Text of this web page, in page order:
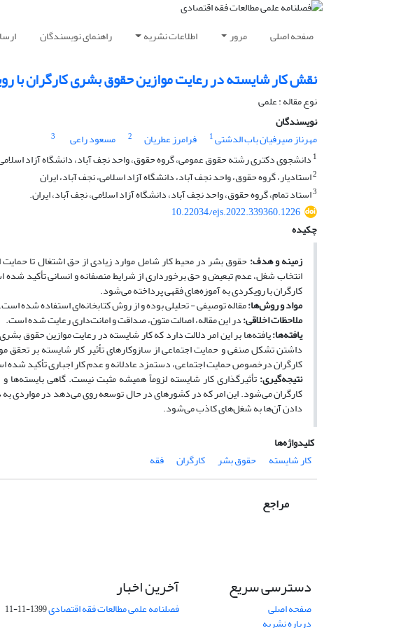
صفحه اصلی مرور اطلاعات نشریه راهنمای نویسندگان
نقش کار شایسته در رعایت موازین حقوق بشری کارگران با
نوع مقاله : علمی
نویسندگان
مهرناز صیرفیان باب الدشتى1 فرامرز عطریان 2 مسعود راعی
3
1دانشجوی دکتری رشته حقوق عمومی، گروه حقوق، واحد نجف آباد، دانشگاه آزاد
2استادیار، گروه حقوق، واحد نجف آباد، دانشگاه آزاد اسلامی، نجف آباد، ایران
3استاد تمام، گروه حقوق، واحد نجف آباد، دانشگاه آزاد اسلامی، نجف آباد، ایران.
10.22034/ejs.2022.339360.1226
چکیده
زمینه و هدف: حقوق بشر در محیط کار شامل موارد زیادی از حق اشتغال تا
انتخاب شغل، عدم تبعیض و حق برخورداری از شرایط منصفانه و انسانی تأکید
کارگران با رویکردی به آموزه‌های فقهی پرداخته می‌شود.
مواد و روش‌ها:مقاله توصیفی - تحلیلی بوده و از روش کتابخانه‌ای استفاده‌ شده است.
ملاحظات اخلاقی:در این مقاله، اصالت متون، صداقت و امانت‌داری رعایت شده است.
یافته‌ها:یافته‌ها بر این امر دلالت دارد که کار شایسته در رعایت موازین حقوق
داشتن تشکل صنفی و حمایت اجتماعی از سازوکارهای تأثیر کار شایسته بر
کارگران درخصوص حمایت اجتماعی، دستمزد عادلانه و عدم کار اجباری تأکید شده
نتیجه‌گیری:تأثیرگذاری کار شایسته لزوماً همیشه مثبت نیست. گاهی
کارگران می‌شود. این امر که در کشورهای در حال ‌توسعه روی می‌دهد در مواردی
دادن آن‌ها به شغل‌های کاذب می‌شود.
کلیدواژه‌ها
کار شایسته
حقوق بشر کارگران فقه
مراجع
دسترسی سریع
صفحه اصلی
درباره نشریه
آخرین اخبار
فصلنامه علمی مطالعات فقه اقتصادی1399-11-11